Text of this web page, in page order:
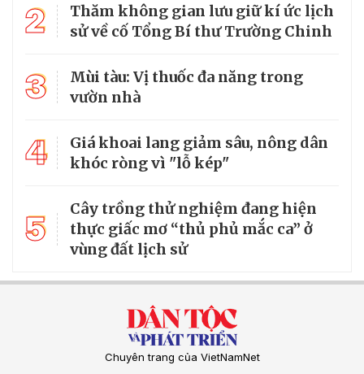
2
Thăm không gian lưu giữ kí ức lịch
sử về cố Tổng Bí thư Trường Chinh
3
Mùi tàu: Vị thuốc đa năng trong
vườn nhà
4
Giá khoai lang giảm sâu, nông dân
khóc ròng vì "lỗ kép"
5
Cây trồng thử nghiệm đang hiện
thực giấc mơ “thủ phủ mắc ca” ở
vùng đất lịch sử
Chuyên trang của VietNamNet